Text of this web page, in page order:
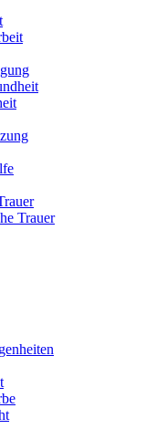
Trauer